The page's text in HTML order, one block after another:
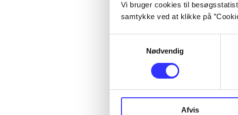
Vi bruger cookies til
samtykke ved at klikke på
Nødvendig
Afvis
...
...